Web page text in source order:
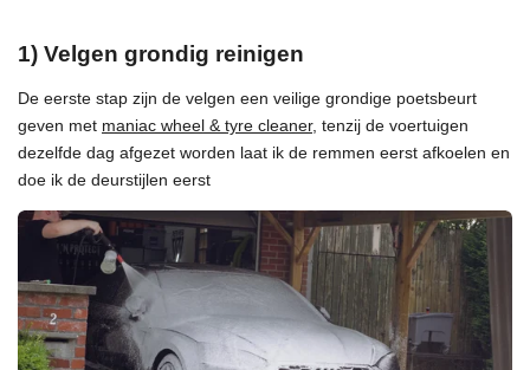
1) Velgen grondig reinigen
De eerste stap zijn de velgen een veilige grondige poetsbeurt
geven met maniac wheel & tyre cleaner, tenzij de voertuigen
dezelfde dag afgezet worden laat ik de remmen eerst afkoelen en
doe ik de deurstijlen eerst